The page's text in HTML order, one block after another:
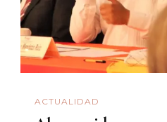
ACTUALIDAD